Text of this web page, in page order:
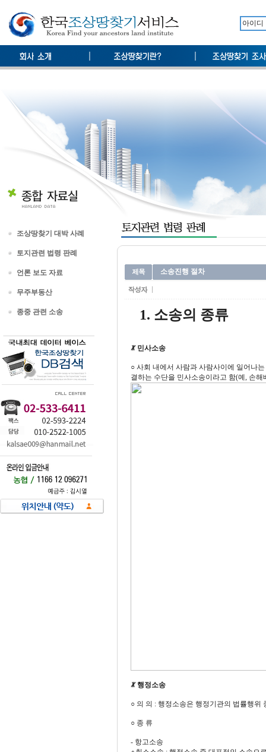
조상땅찾기 대박 사례
토지관련 법령 판례
언론 보도 자료
무주부동산
종중 관련 소송
소송진행 절차
1. 소송의 종류
ꏚ 민사소송
○ 사회 내에서 사람과 사람사이에 일어나
결하는 수단을 민사소송이라고 함(예, 손
ꏚ 행정소송
○ 의 의 : 행정소송은 행정기관의 법률행위
○ 종 류
- 항고소송